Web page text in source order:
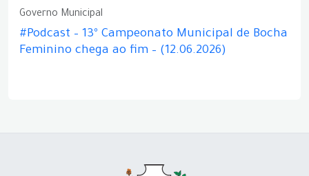
Governo Municipal
#Podcast – 13º Campeonato Municipal de Bocha
Feminino chega ao fim – (12.06.2026)